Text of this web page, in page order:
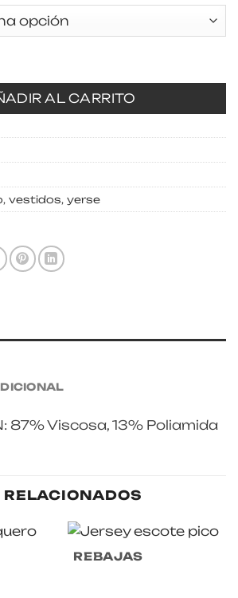
€.
cantidad
AL CARRITO
, vestidos, yerse
87% Viscosa, 13% Poliamida
RELACIONADOS
REBAJAS